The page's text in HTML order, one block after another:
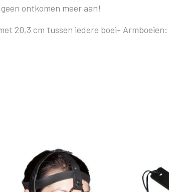
ontkomen meer aan!
20,3 cm tussen iedere boei-